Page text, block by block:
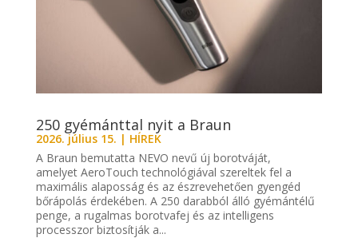
250 gyémánttal nyit a Braun
2026. július 15. | HÍREK
A Braun bemutatta NEVO nevű új borotváját,
amelyet AeroTouch technológiával szereltek fel a
maximális alaposság és az észrevehetően gyengéd
bőrápolás érdekében. A 250 darabból álló gyémántélű
penge, a rugalmas borotvafej és az intelligens
processzor biztosítják a...